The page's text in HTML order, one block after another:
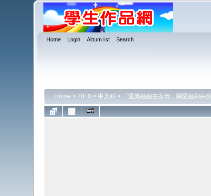
Home Login Album list Search
Home > 2010 > 中文科> 「愛樂融融在葵青，關愛融和由